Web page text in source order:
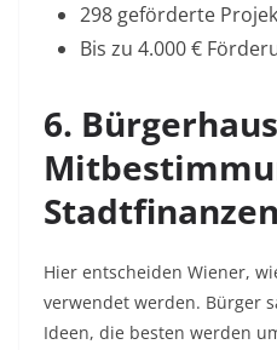
298 geförderte
Bis zu 4.000 €
6.
Stadtfinanzen
Hier entscheiden Wiener,
verwendet werden. Bürger
Ideen, die besten werden